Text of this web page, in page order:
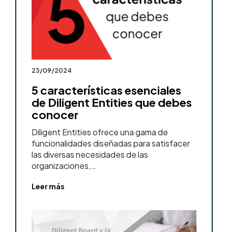
23/09/2024
5 características esenciales
de Diligent Entities que debes
conocer
Diligent Entities ofrece una gama de
funcionalidades diseñadas para satisfacer
las diversas necesidades de las
organizaciones,…
Leer más